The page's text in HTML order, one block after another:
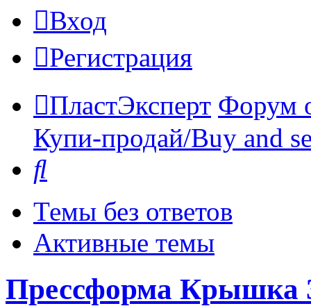
Вход
Регистрация
ПластЭксперт Форум
Купи-продай/Buy and
Темы без ответов
Активные темы
Прессформа Крышка